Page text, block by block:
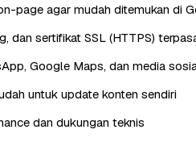
page agar mudah ditemukan di
dan sertifikat SSL (HTTPS)
Google Maps, dan media
untuk update konten sendiri
dan dukungan teknis